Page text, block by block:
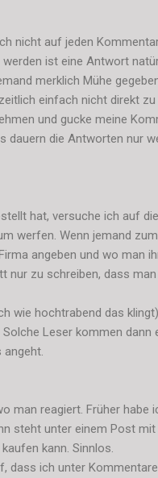
nicht auf jeden
ist eine Antwort
merklich Mühe
einfach nicht direkt
und gucke meine
dauern die Antworten nur
hat, versuche ich auf
werfen. Wenn jemand
angeben und wo man
nur zu schreiben, dass
wie hochtrabend das
Leser kommen
man reagiert. Früher
steht unter einem Post
kann. Sinnlos.
dass ich unter